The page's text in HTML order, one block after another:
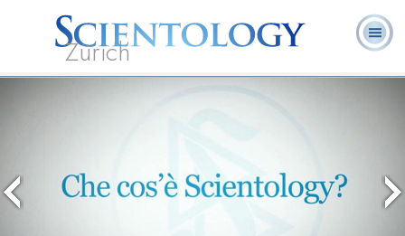
Zürich
Volontari